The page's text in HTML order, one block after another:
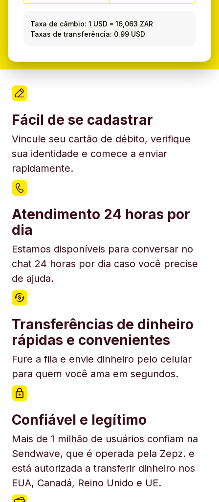
Taxa de câmbio: 1 USD =16,063 ZAR
Taxas de transferência: 0.99 USD
Fácil de se cadastrar
Vincule seu cartão de débito, verifique
sua identidade e comece a enviar
rapidamente.
Atendimento 24 horas por
dia
Estamos disponíveis para conversar no
chat 24 horas por dia caso você precise
de ajuda.
Transferências de dinheiro
rápidas e convenientes
Fure a fila e envie dinheiro pelo celular
para quem você ama em segundos.
Confiável e legítimo
Mais de 1 milhão de usuários confiam na
Sendwave, que é operada pela Zepz. e
está autorizada a transferir dinheiro nos
EUA, Canadá, Reino Unido e UE.